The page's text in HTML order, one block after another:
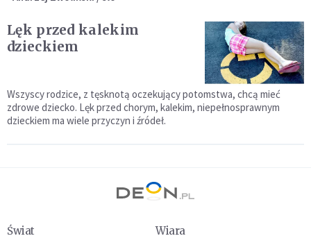
Lęk przed kalekim
dzieckiem
Wszyscy rodzice, z tęsknotą oczekujący potomstwa, chcą mieć
zdrowe dziecko. Lęk przed chorym, kalekim, niepełnosprawnym
dzieckiem ma wiele przyczyn i źródeł.
Świat
Wiara